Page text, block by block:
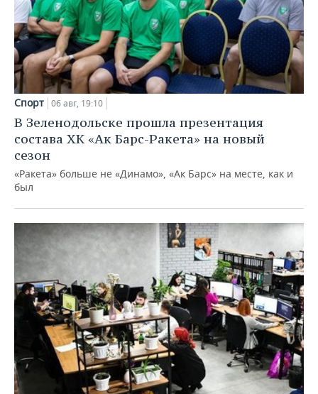
Спорт 06 авг, 19:10
В Зеленодольске прошла презентация
состава ХК «Ак Барс-Ракета» на новый
сезон
«Ракета» больше не «Динамо», «Ак Барс» на месте, как и
был